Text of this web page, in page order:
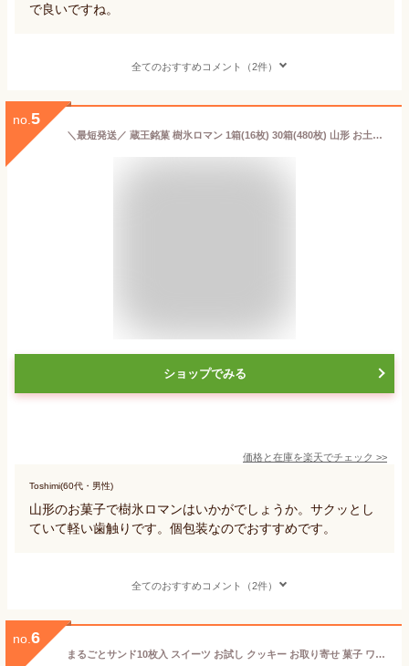
で良いですね。
全てのおすすめコメント（2件）
no. 5
＼最短発送／ 蔵王銘菓 樹氷ロマン 1箱(16枚) 30箱(480枚) 山形 お土産 残暑御見舞 (東北 山形 ご当地 手土産 お菓子 焼菓子 ホワイト クリーム サンド ウェハース 個包装 お取り寄せ 美味しい おすすめ 人気 定番 おやつ お茶請け)【A01】
ショップでみる
価格と在庫を楽天でチェック >>
Toshimi(60代・男性)
山形のお菓子で樹氷ロマンはいかがでしょうか。サクッとし
ていて軽い歯触りです。個包装なのでおすすめです。
全てのおすすめコメント（2件）
no. 6
まるごとサンド10枚入 スイーツ お試し クッキー お取り寄せ 菓子 ワッフル 送料無料 山形 さくらんぼ 枝豆 洋菓子 土産 スイーツ ギフト 内祝い お取り寄せグルメ クッキー 可愛い お洒落 お茶菓子 クリームサンド お土産